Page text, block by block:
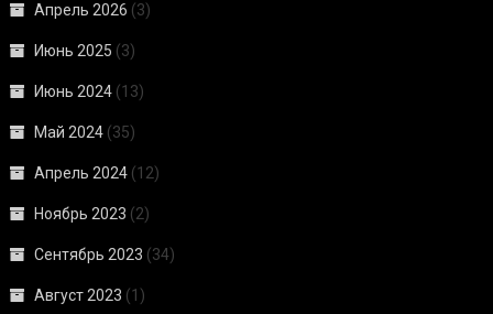
Апрель 2026 (3)
Июнь 2025 (3)
Июнь 2024 (13)
Май 2024 (35)
Апрель 2024 (12)
Ноябрь 2023 (2)
Сентябрь 2023 (34)
Август 2023 (1)